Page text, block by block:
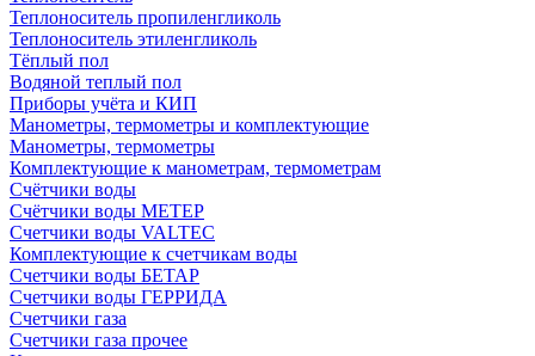
Теплоноситель пропиленгликоль
Теплоноситель этиленгликоль
Тёплый пол
Водяной теплый пол
Приборы учёта и КИП
Манометры, термометры и комплектующие
Манометры, термометры
Комплектующие к манометрам, термометрам
Счётчики воды
Счётчики воды МЕТЕР
Счетчики воды VALTEC
Комплектующие к счетчикам воды
Счетчики воды БЕТАР
Счетчики воды ГЕРРИДА
Счетчики газа
Счетчики газа прочее